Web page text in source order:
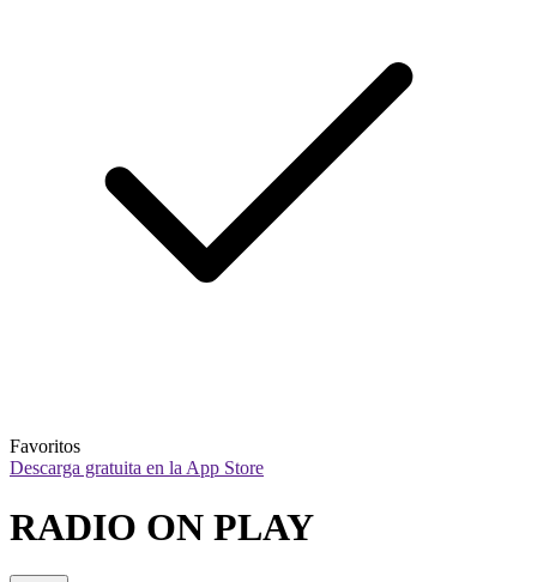
Favoritos
Descarga gratuita en la App Store
RADIO ON PLAY